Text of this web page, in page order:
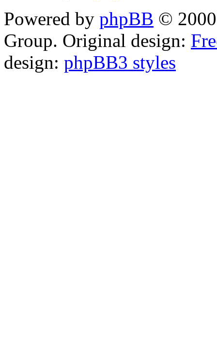
Powered by phpBB ©
Group. Original design:
design: phpBB3 styles